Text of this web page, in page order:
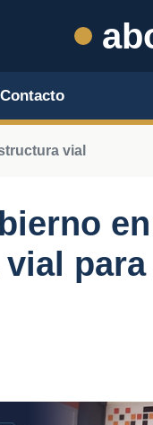
Contacto
vial